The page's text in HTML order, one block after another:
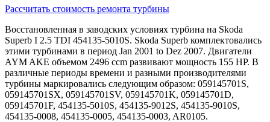
Рассчитать стоимость ремонта турбины
Восстановленная в заводских условиях турбина на Skoda
Superb I 2.5 TDI 454135-5010S. Skoda Superb комплектовались
этими турбинами в период Jan 2001 to Dez 2007. Двигатели
AYM AKE объемом 2496 ccm развивают мощность 155 HP. В
различные периоды времени и разными производителями
турбины маркировались следующим образом: 059145701S,
059145701SX, 059145701SV, 059145701K, 059145701D,
059145701F, 454135-5010S, 454135-9012S, 454135-9010S,
454135-0008, 454135-0005, 454135-0003, AR0105.